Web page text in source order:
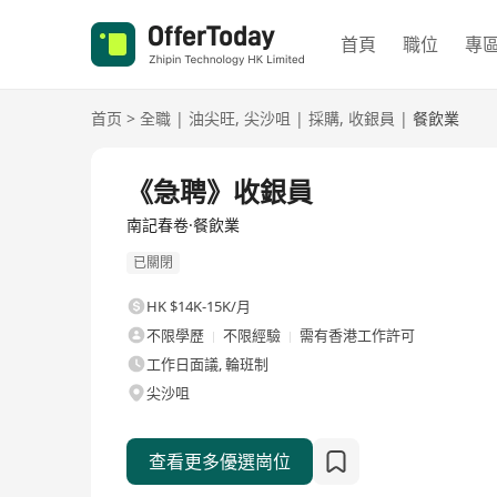
首頁 職位 專
首页 > 全職 | 油尖旺, 尖沙咀 | 採購, 收銀員 | 餐飲業
《急聘》收銀員
南記春卷·餐飲業
已關閉
HK $14K-15K/月
不限學歷
不限經驗
需有香港工作許可
工作日面議, 輪班制
尖沙咀
查看更多優選崗位